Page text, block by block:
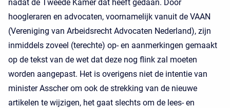
nadat de Tweede Kamer dat heeft gedaan. Door
hoogleraren en advocaten, voornamelijk vanuit de VAAN
(Vereniging van Arbeidsrecht Advocaten Nederland), zijn
inmiddels zoveel (terechte) op- en aanmerkingen gemaakt
op de tekst van de wet dat deze nog flink zal moeten
worden aangepast. Het is overigens niet de intentie van
minister Asscher om ook de strekking van de nieuwe
artikelen te wijzigen, het gaat slechts om de lees- en